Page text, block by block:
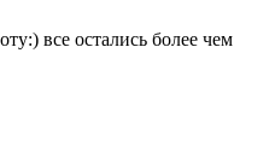
все остались более чем